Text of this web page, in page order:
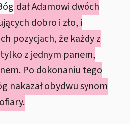
dał Adamowi dwóch
dobro i zło, i
pozycjach, że każdy z
z jednym panem,
Po dokonaniu tego
nakazał obydwu synom